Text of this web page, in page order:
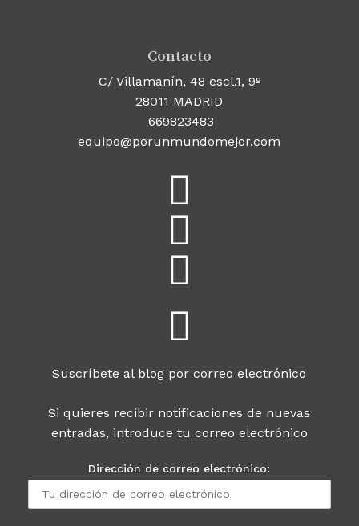
Contacto
C/ Villamanín, 48 escl.1, 9º
28011 MADRID
669823483
equipo@porunmundomejor.com
Suscríbete al blog por correo electrónico
Si quieres recibir notificaciones de nuevas
entradas, introduce tu correo electrónico
Dirección de correo electrónico: